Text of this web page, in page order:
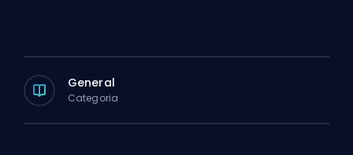
General
Categoria